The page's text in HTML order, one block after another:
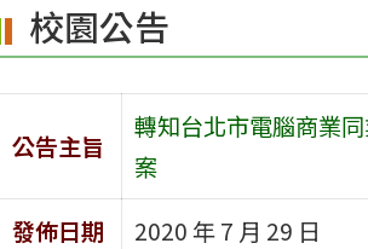
校園公告
公告主旨
轉知台北市電腦商業
案
發佈日期
2020 年 7 月 29 日